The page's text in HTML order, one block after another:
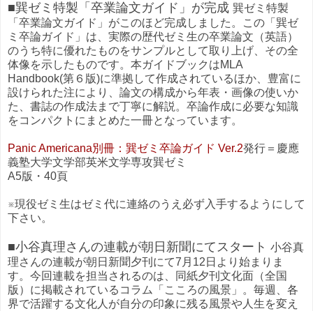
■巽ゼミ特製「卒業論文ガイド」が完成 巽ゼミ特製
「卒業論文ガイド」がこのほど完成しました。この「巽ゼ
ミ卒論ガイド」は、実際の歴代ゼミ生の卒業論文（英語）
のうち特に優れたものをサンプルとして取り上げ、その全
体像を示したものです。本ガイドブックはMLA
Handbook(第６版)に準拠して作成されているほか、豊富に
設けられた注により、論文の構成から年表・画像の使いか
た、書誌の作成法まで丁寧に解説。卒論作成に必要な知識
をコンパクトにまとめた一冊となっています。
Panic Americana別冊：巽ゼミ卒論ガイド Ver.2発行＝慶應
義塾大学文学部英米文学専攻巽ゼミ
A5版・40頁
※現役ゼミ生はゼミ代に連絡のうえ必ず入手するようにして
下さい。
■小谷真理さんの連載が朝日新聞にてスタート 小谷真
理さんの連載が朝日新聞夕刊にて7月12日より始まりま
す。今回連載を担当されるのは、同紙夕刊文化面（全国
版）に掲載されているコラム「こころの風景」。毎週、各
界で活躍する文化人が自分の印象に残る風景や人生を変え